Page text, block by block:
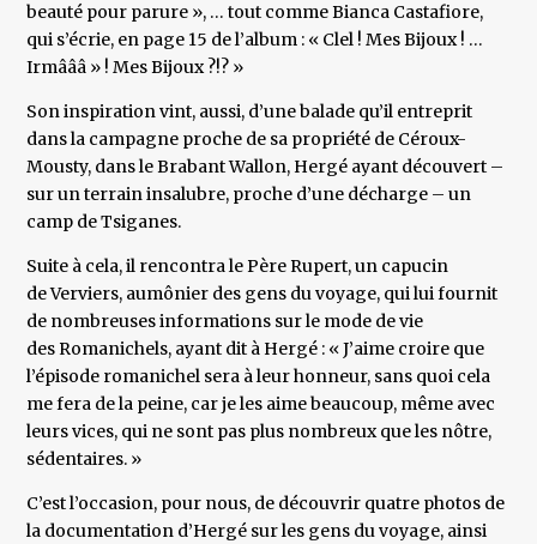
beauté pour parure », … tout comme Bianca Castafiore,
qui s’écrie, en page 15 de l’album : « Clel ! Mes Bijoux ! …
Irmâââ » ! Mes Bijoux ?!? »
Son inspiration vint, aussi, d’une balade qu’il entreprit
dans la campagne proche de sa propriété de Céroux-
Mousty, dans le Brabant Wallon, Hergé ayant découvert –
sur un terrain insalubre, proche d’une décharge – un
camp de Tsiganes.
Suite à cela, il rencontra le Père Rupert, un capucin
de Verviers, aumônier des gens du voyage, qui lui fournit
de nombreuses informations sur le mode de vie
des Romanichels, ayant dit à Hergé : « J’aime croire que
l’épisode romanichel sera à leur honneur, sans quoi cela
me fera de la peine, car je les aime beaucoup, même avec
leurs vices, qui ne sont pas plus nombreux que les nôtre,
sédentaires. »
C’est l’occasion, pour nous, de découvrir quatre photos de
la documentation d’Hergé sur les gens du voyage, ainsi